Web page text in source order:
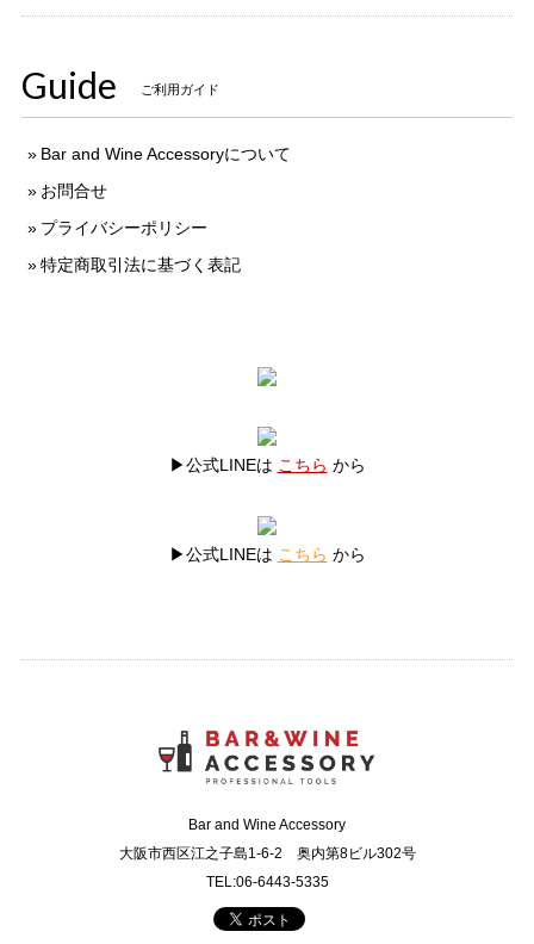
Guide ご利用ガイド
Bar and Wine Accessoryについて
お問合せ
プライバシーポリシー
特定商取引法に基づく表記
▶公式LINEは こちら から
▶公式LINEは こちら から
Bar and Wine Accessory
大阪市西区江之子島1-6-2 奥内第8ビル302号
TEL:06-6443-5335